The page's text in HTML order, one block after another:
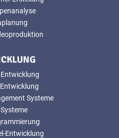
Systeme
Entwicklung